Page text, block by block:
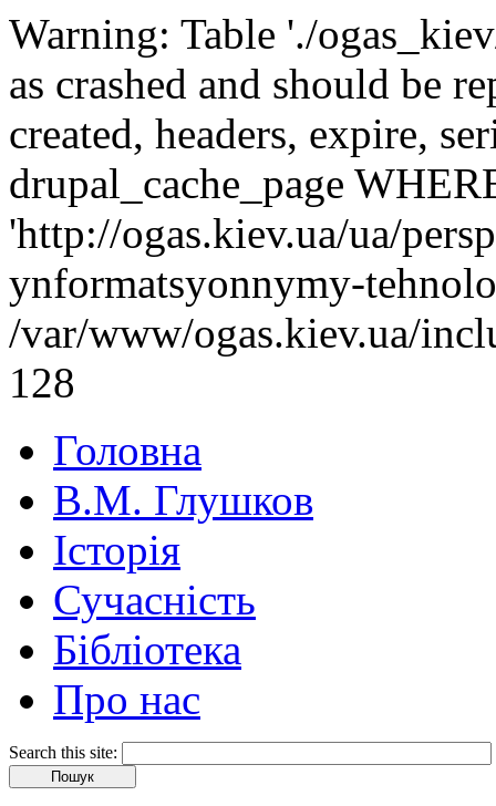
Warning: Table './
as crashed and should be
created, headers, expire,
drupal_cache_page
'http://ogas.kiev.ua/ua/
ynformatsyonnymy-
/var/www/ogas.kiev.ua/
128
Головна
В.М. Глушков
Історія
Сучасність
Бібліотека
Про нас
Search this site: